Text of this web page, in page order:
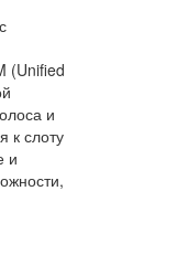
(Unified
и
к слоту
и